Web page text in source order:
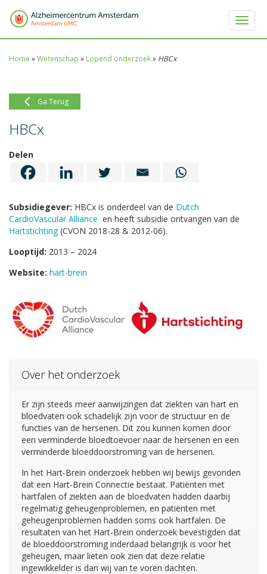
Toggle
Home »Wetenschap » Lopend onderzoek» HBCx
Ga Terug
HBCx
Delen
Subsidiegever: HBCx is onderdeel van de Dutch
CardioVascular Alliance en heeft subsidie ontvangen van de
Hartstichting(CVON 2018-28 & 2012-06).
Looptijd: 2013 – 2024
Website: hart-brein
Over het onderzoek
Er zijn steeds meer aanwijzingen dat ziekten van hart en
bloedvaten ook schadelijk zijn voor de structuur en de
functies van de hersenen. Dit zou kunnen komen door
een verminderde bloedtoevoer naar de hersenen en een
verminderde bloeddoorstroming van de hersenen.
In het Hart-Brein onderzoek hebben wij bewijs gevonden
dat een Hart-Brein Connectie bestaat. Patiënten met
hartfalen of ziekten aan de bloedvaten hadden daarbij
regelmatig geheugenproblemen, en patiënten met
geheugenproblemen hadden soms ook hartfalen. De
resultaten van het Hart-Brein onderzoek bevestigden dat
de bloeddoorstroming inderdaad belangrijk is voor het
geheugen, maar lieten ook zien dat deze relatie
ingewikkelder is dan wij van te voren dachten.